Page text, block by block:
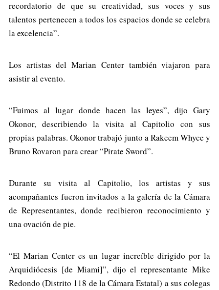
recordatorio de que su creatividad, sus voces y sus
talentos pertenecen a todos los espacios donde se celebra
la excelencia”.
Los artistas del Marian Center también viajaron para
asistir al evento.
“Fuimos al lugar donde hacen las leyes”, dijo Gary
Okonor, describiendo la visita al Capitolio con sus
propias palabras. Okonor trabajó junto a Rakeem Whyce y
Bruno Rovaron para crear “Pirate Sword”.
Durante su visita al Capitolio, los artistas y sus
acompañantes fueron invitados a la galería de la Cámara
de Representantes, donde recibieron reconocimiento y
una ovación de pie.
“El Marian Center es un lugar increíble dirigido por la
Arquidiócesis [de Miami]”, dijo el representante Mike
Redondo (Distrito 118 de la Cámara Estatal) a sus colegas